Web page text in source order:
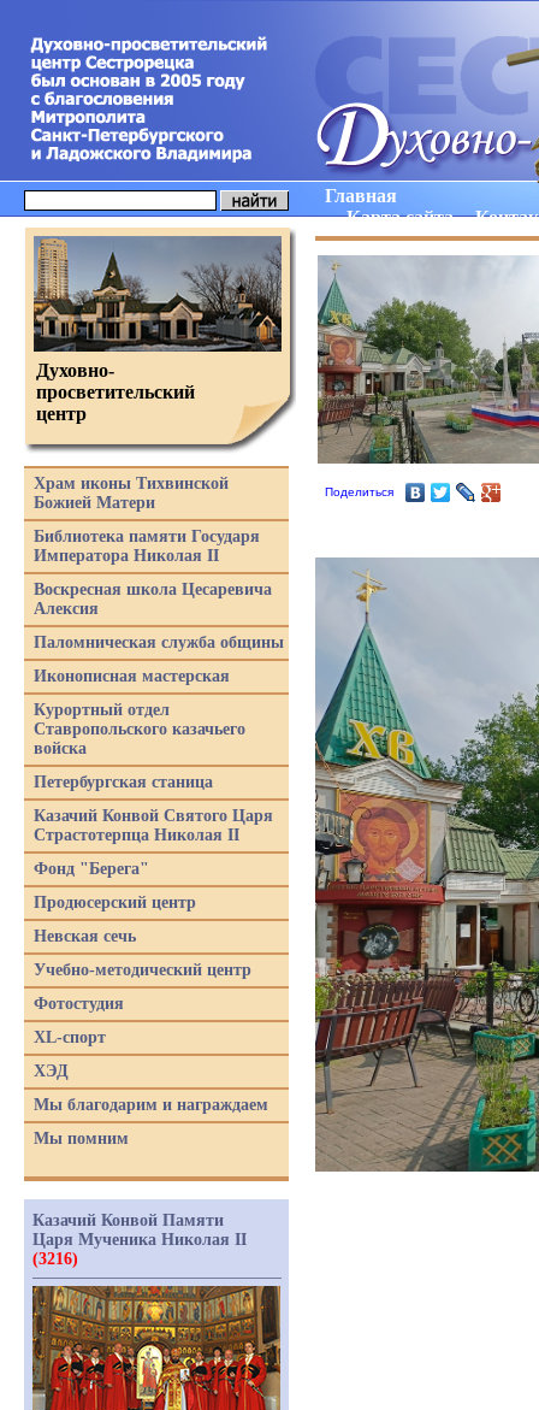
Главная
Карта сайта
Поделиться
Духовно-
просветительский
центр
Храм иконы Тихвинской
Божией Матери
Библиотека памяти Государя
Императора Николая II
Воскресная школа Цесаревича
Алексия
Паломническая служба общины
Иконописная мастерская
Курортный отдел
Ставропольского казачьего
войска
Петербургская станица
Казачий Конвой Святого Царя
Страстотерпца Николая II
Фонд "Берега"
Продюсерский центр
Невская сечь
Учебно-методический центр
Фотостудия
XL-спорт
ХЭД
Мы благодарим и награждаем
Мы помним
Казачий Конвой Памяти
Царя Мученика Николая II
(3216)